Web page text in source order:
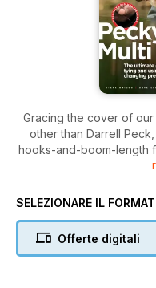
Gracing the cover of
other than Darrell
hooks-and-boom-length
the Combi Multi
to-braided-section ratios
(instead of using an
variable unexplained. If
SELEZIONARE IL
Offerte digitali